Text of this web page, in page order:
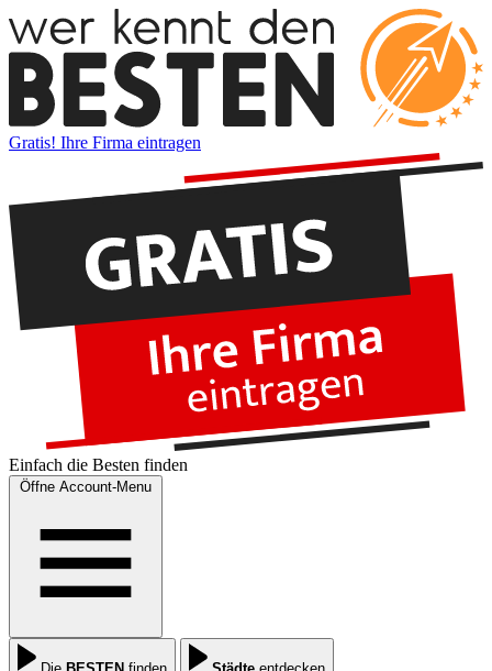
Gratis! Ihre Firma eintragen
Einfach die Besten finden
Öffne Account-Menu